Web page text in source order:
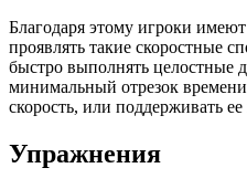
Благодаря этому игроки
проявлять такие скоростные
быстро выполнять целостные
минимальный отрезок
скорость, или поддерживать
Упражнения